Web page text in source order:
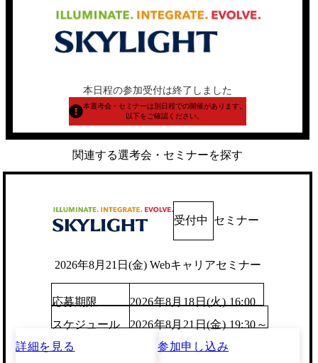
本日程の参加受付は終了しました
本選考会・セミナーは別日程での開催があります。
以下をご確認ください。
関連する選考会・セミナーを探す
受付中 セミナー
2026年8月21日(金) Webキャリアセミナー
応募期限
2026年8月18日(火) 16:00
スケジュール
2026年8月21日(金) 19:30～
詳細を見る
参加申し込み